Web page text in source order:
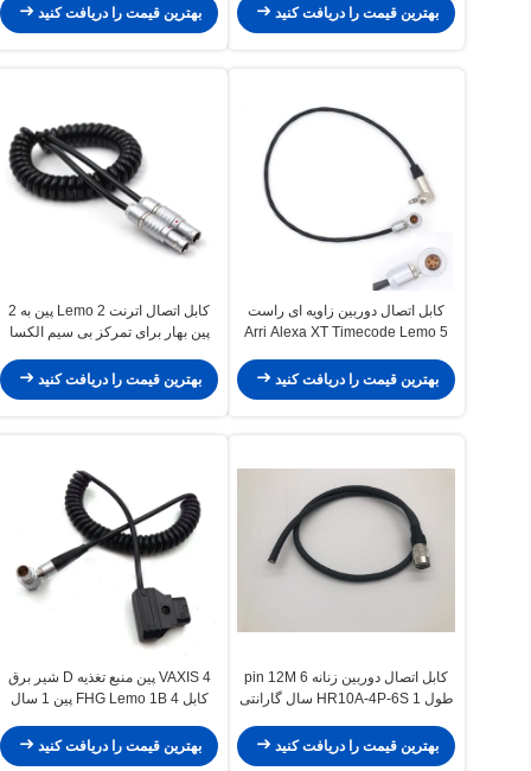
بهترین قیمت را دریافت کنید
بهترین قیمت را دریافت کنید
کابل اتصال دوربین زاویه ای راست
Arri Alexa XT Timecode Lemo 5
بهترین قیمت را دریافت کنید
کابل اتصال اترنت Lemo 2 پین به 2
پین بهار برای تمرکز بی سیم الکسا
بهترین قیمت را دریافت کنید
کابل اتصال دوربین زنانه 6 pin 12M
طول HR10A-4P-6S 1 سال گارانتی
بهترین قیمت را دریافت کنید
VAXIS 4 پین منبع تغذیه D شیر برق
کابل FHG Lemo 1B 4 پین 1 سال
بهترین قیمت را دریافت کنید